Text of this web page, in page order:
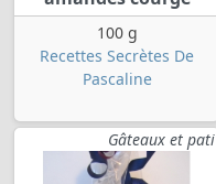
100 g
Recettes Secrètes De
Pascaline
Gâteaux et pati